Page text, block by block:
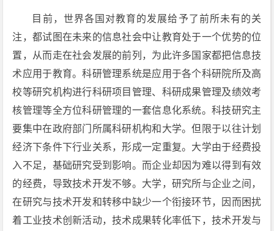
目前，世界各国对教育的发展给予了前所未有的关
注，都试图在未来的信息社会中让教育处于一个优势的位
置，从而走在社会发展的前列，为此许多国家都把信息技
术应用于教育。科研管理系统是应用于各个科研院所及高
校等研究机构进行科研项目管理、科研成果管理及绩效考
核管理等全方位科研管理的一套信息化系统。科技研究主
要集中在政府部门所属科研机构和大学。但限于以往计划
经济下条件下行业关系，形成一定重复。大学由于经费投
入不足，基础研究受到影响。而企业却因为难以得到有效
的经费，导致技术开发不够。大学，研究所与企业之间，
在研究与技术开发和转移中缺少一个衔接环节，因而困扰
着工业技术创新活动，技术成果转化率低下，技术开发与